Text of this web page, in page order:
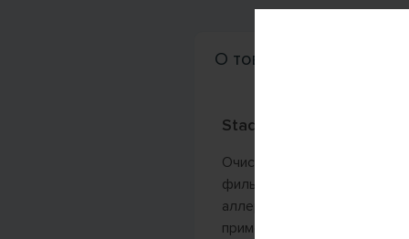
О товаре
Stadler Form Roger
Очиститель воздуха
фильтрации, которая
аллергенов, бактерий и
применяемый в очистителе